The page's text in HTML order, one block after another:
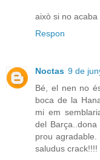
això si no acaba
Respon
Noctas 9 de
Bé, el nen no
boca de la
mi em
del
prou
saludus crack!!!!